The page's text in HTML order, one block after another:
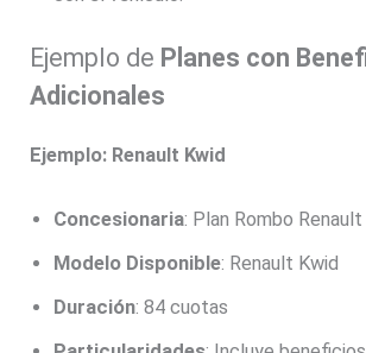
Ejemplo de Planes con
Adicionales
Ejemplo: Renault Kwid
Concesionaria: Plan Rombo Renault
Modelo Disponible: Renault Kwid
Duración: 84 cuotas